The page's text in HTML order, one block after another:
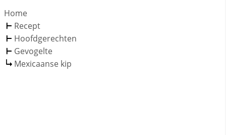
Home
Recept
Hoofdgerechten
Gevogelte
Mexicaanse kip